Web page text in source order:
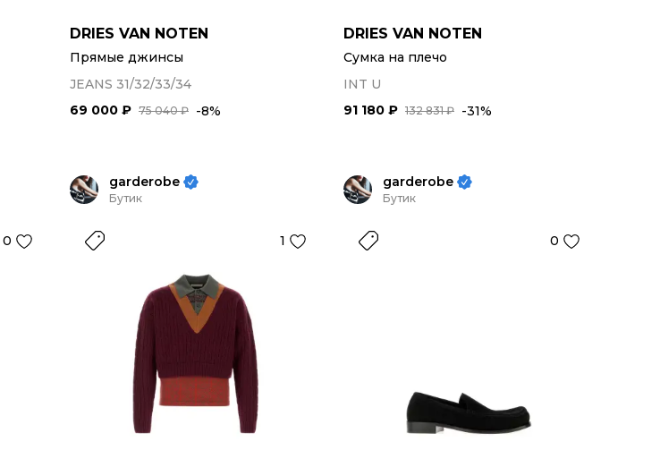
DRIES VAN NOTEN
Прямые джинсы
JEANS 31/32/33/34
75 040 ₽
69 000 ₽ -8%
DRIES VAN NOTEN
Сумка на плечо
INT U
132 831 ₽
91 180 ₽ -31%
0
garderobe
Бутик
1
garderobe
Бутик
0